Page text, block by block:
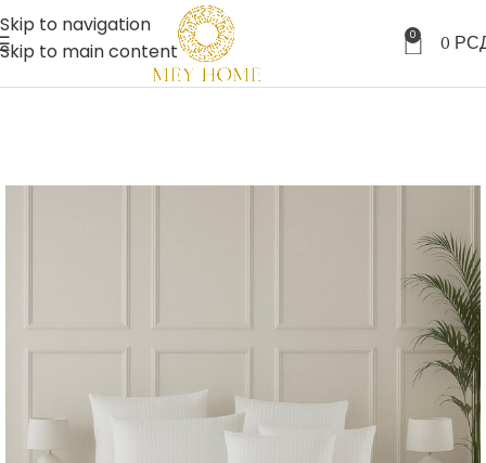
Skip to navigation
Skip to main content
0 0